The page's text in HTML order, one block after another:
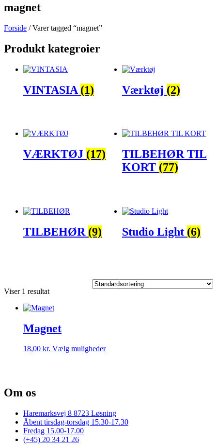
magnet
Forside / Varer tagged “magnet”
Produkt kategroier
VINTASIA (1) Værktøj (2)
VÆRKTØJ (17)
TILBEHØR TIL
KORT (77)
TILBEHØR (9) Studio Light (6)
Viser 1 resultat
Magnet
18,00 kr. Vælg mulighederDette
vælges
på
varesiden
Om os
Haremarksvej 8 8723 Løsning
Åbent tirsdag-torsdag 15.30-17.30
Fredag 15.00-17.00
(+45) 20 34 21 26